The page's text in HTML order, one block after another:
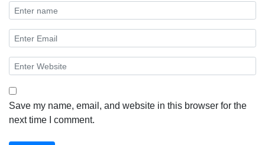
Save my name, email, and website in this browser for the
next time I comment.